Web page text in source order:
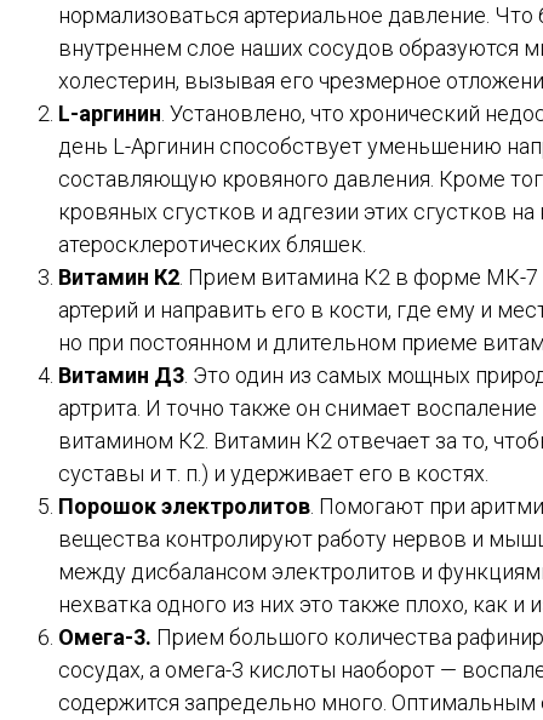
нормализоваться артериальное давление.
внутреннем слое наших сосудов образуются
холестерин, вызывая его чрезмерное
L-аргинин . Установлено, что хронический
день L-Аргинин способствует уменьшению
составляющую кровяного давления. Кроме
кровяных сгустков и адгезии этих сгустков
атеросклеротических бляшек.
Витамин К2 . Прием витамина К2 в форме МК-7
артерий и направить его в кости, где ему и
но при постоянном и длительном приеме
Витамин Д3 . Это один из самых мощных
артрита. И точно также он снимает
витамином К2. Витамин К2 отвечает за то,
суставы и т. п.) и удерживает его в костях.
Порошок электролитов . Помогают при
вещества контролируют работу нервов и
между дисбалансом электролитов и
нехватка одного из них это также плохо, как и
Омега-3. Прием большого количества
сосудах, а омега-3 кислоты наоборот —
содержится запредельно много. Оптимальным